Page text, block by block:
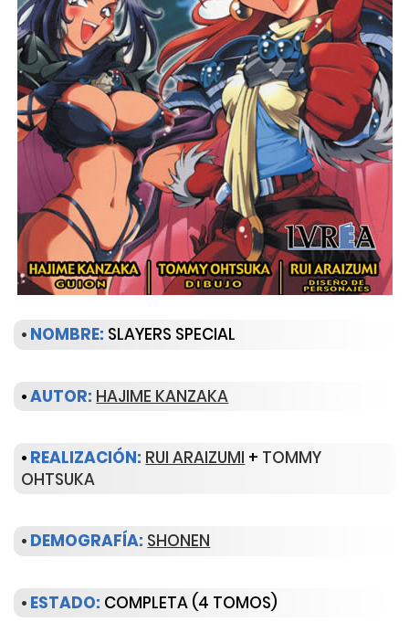
• NOMBRE: SLAYERS SPECIAL
•AUTOR: HAJIME KANZAKA
• REALIZACIÓN: RUI ARAIZUMI + TOMMY
OHTSUKA
• DEMOGRAFÍA: SHONEN
• ESTADO: COMPLETA (4 TOMOS)